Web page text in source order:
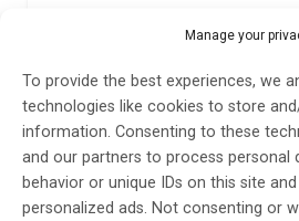
Manage your
To provide the best experiences, we
technologies like cookies to store
information. Consenting to these
and our partners to process personal
behavior or unique IDs on this site
personalized ads. Not consenting or
Foramen